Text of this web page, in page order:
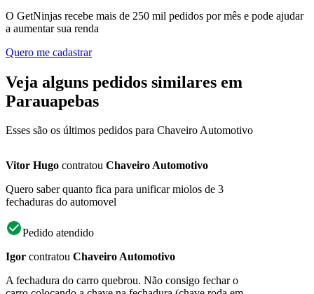
O GetNinjas recebe mais de 250 mil pedidos por mês e pode ajudar
a aumentar sua renda
Quero me cadastrar
Veja alguns pedidos similares em
Parauapebas
Esses são os últimos pedidos para Chaveiro Automotivo
Vitor Hugo contratou Chaveiro Automotivo
Quero saber quanto fica para unificar miolos de 3
fechaduras do automovel
Pedido atendido
Igor contratou Chaveiro Automotivo
A fechadura do carro quebrou. Não consigo fechar o